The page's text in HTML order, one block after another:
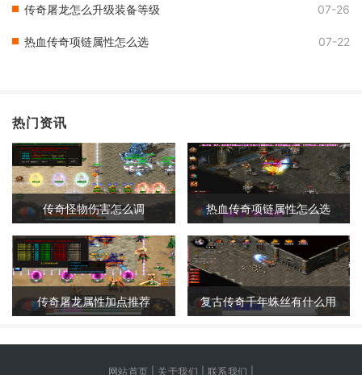
传奇屠龙怎么升级装备等级 07-26
热血传奇项链属性怎么选 07-22
热门资讯
传奇怪物伤害怎么调 热血传奇项链属性怎么选
传奇屠龙属性加点推荐 复古传奇千年蛛丝有什么用
网站首页 | 关于我们 | 联系我们 |